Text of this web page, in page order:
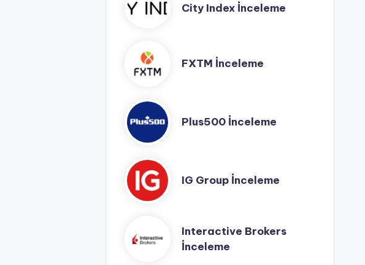
City Index İnceleme
FXTM İnceleme
Plus500 İnceleme
IG Group İnceleme
Interactive Brokers
İnceleme